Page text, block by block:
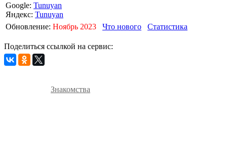
Google: Tunuyan
Яндекс: Tunuyan
Обновление: Ноябрь 2023 Что нового Статистика
Поделиться ссылкой на сервис:
Знакомства